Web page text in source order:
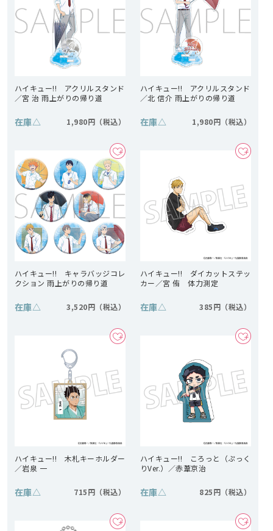
ハイキュー!! アクリルスタンド
／宮 治 雨上がりの帰り道
在庫△ 1,980円
ハイキュー!! アクリルスタンド
／北 信介 雨上がりの帰り道
在庫△ 1,980円
ハイキュー!! キャラバッジコレ
クション 雨上がりの帰り道
在庫△ 3,520円
ハイキュー!! ダイカットステッ
カー／宮 侑 体力測定
在庫△ 385円
ハイキュー!! 木札キーホルダー
／岩泉 一
在庫△ 715円
ハイキュー!! ころっと（ぷっく
りVer.）／赤葦京治
在庫△ 825円